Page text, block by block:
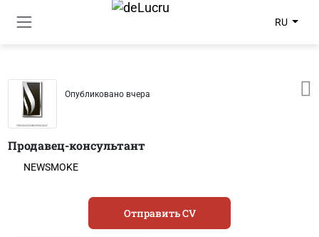
RU
Опубликовано вчера
Продавец-консультант
NEWSMOKE
Отправить CV